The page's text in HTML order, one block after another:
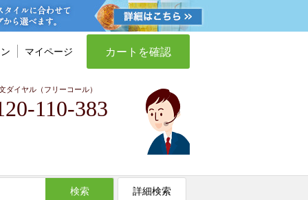
マイページ カートを確認
ダイヤル（フリーコール）
110-383
検索 詳細検索